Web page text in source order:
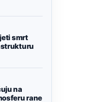
smrt
na
rane